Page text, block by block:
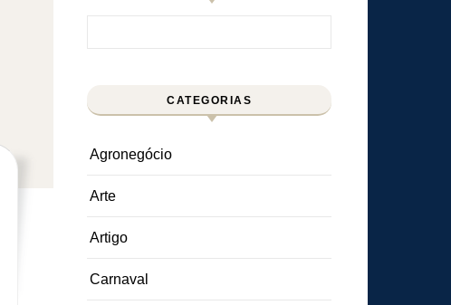
CATEGORIAS
Agronegócio
Arte
Artigo
Carnaval